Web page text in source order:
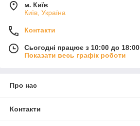
м. Київ
Київ, Україна
Контакти
Сьогодні працює з 10:00 до 18:00
Показати весь графік роботи
Про нас
Контакти